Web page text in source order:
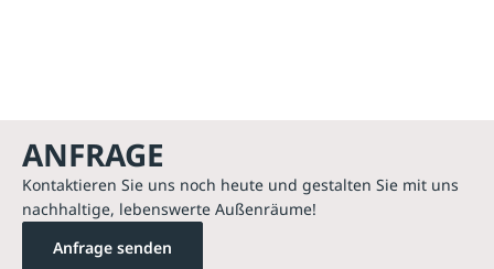
ANFRAGE
Kontaktieren Sie uns noch heute und gestalten Sie mit uns
nachhaltige, lebenswerte Außenräume!
Anfrage senden